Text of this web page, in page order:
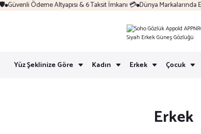
Güvenli Ödeme Altyapısı & 6 Taksit İmkanı 💳 Dünya Markalarında
Yüz Şeklinize Göre Kadın Erkek Çocuk
Erkek